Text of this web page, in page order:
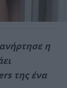
η
της ένα